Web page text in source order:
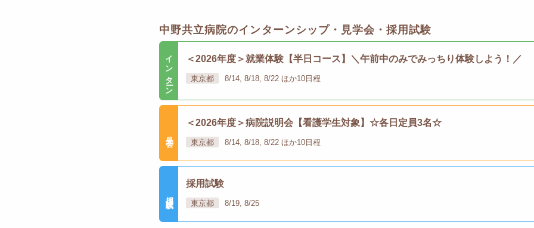
中野共立病院のインターンシップ・見学会・採用試験
インターン ＜2026年度＞就業体験【半日コース】＼午前中のみでみっちり体験しよう！／
東京都 8/14, 8/18, 8/22 ほか10日程
＜2026年度＞病院説明会【看護学生対象】☆各日定員3名☆
東京都 8/14, 8/18, 8/22 ほか10日程
採用試験
東京都 8/19, 8/25